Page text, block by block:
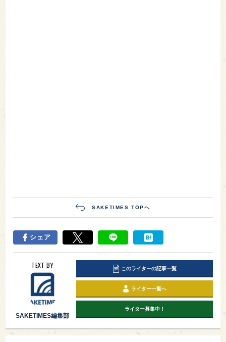
SAKETIMES TOPへ
シェア
TEXT BY
SAKETIMES編集部
このライターの記事一覧
ライター一覧へ
ライター募集中！